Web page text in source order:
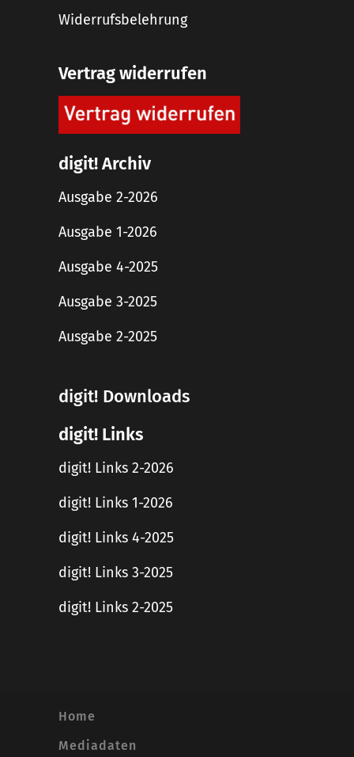
Widerrufsbelehrung
Vertrag widerrufen
digit! Archiv
Ausgabe 2-2026
Ausgabe 1-2026
Ausgabe 4-2025
Ausgabe 3-2025
Ausgabe 2-2025
digit! Downloads
digit! Links
digit! Links 2-2026
digit! Links 1-2026
digit! Links 4-2025
digit! Links 3-2025
digit! Links 2-2025
Home
Mediadaten